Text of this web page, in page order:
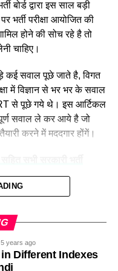
काम पूरे मन से करती है।
चाहिए। क्योंकि महिला
कहते हैं कि हमारा
के माध्यम से नारी
अपना कार्य बहुत ही धैर्य और
आधिकारिक तौर पर ग्रुप डी
रिपोर्ट के मुताबिक जून
बोर्ड द्वारा इस साल बड़ी
परीक्षा आयोजित की
होने की सोच रहे है तो
चाहिए।
कई सवाल पूछे जाते है, विगत
में विज्ञान से भर भर के सवाल
से पूछे गये थे। इस आर्टिकल
सवाल ले कर आये है जो
करने में मददगार होंगें।
वाले महत्वपूर्ण
Questions
Apprentice Exam
5 years ago
Different Indexes